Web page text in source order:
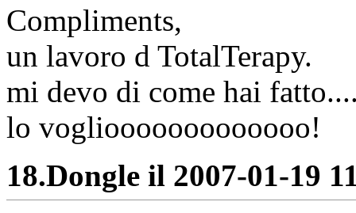
Compliments,
un lavoro d TotalTerapy.
mi devo di come hai
lo vogliooooooooooooo!
18.Dongle il 2007-01-19